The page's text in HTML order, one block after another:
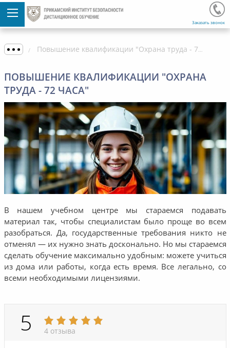
Заказать звонок
Повышение квалификации "Охрана труда - 72 часа"
ПОВЫШЕНИЕ КВАЛИФИКАЦИИ "ОХРАНА
ТРУДА - 72 ЧАСА"
В нашем учебном центре мы стараемся подавать
материал так, чтобы специалистам было проще во всем
разобраться. Да, государственные требования никто не
отменял — их нужно знать досконально. Но мы стараемся
сделать обучение максимально удобным: можете учиться
из дома или работы, когда есть время. Все легально, со
всеми необходимыми лицензиями.
5 4 отзыва